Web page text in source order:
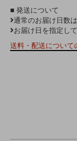
■ 発送について
通常のお届け日数
お届け日を指定し
送料・配送について